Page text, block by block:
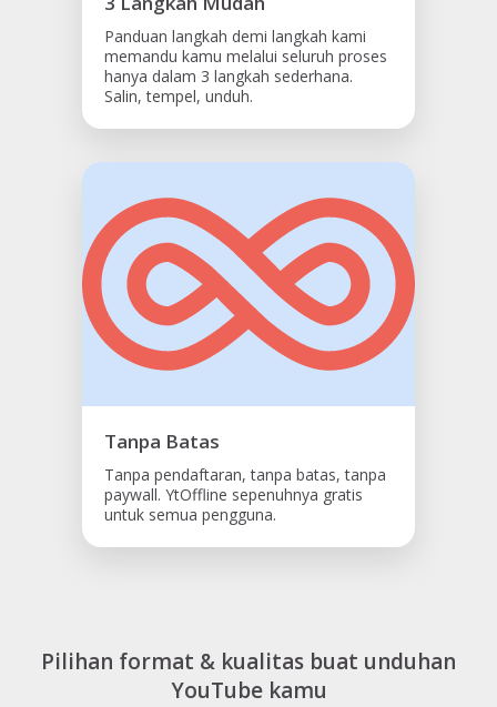
Panduan langkah demi langkah kami
memandu kamu melalui seluruh proses
hanya dalam 3 langkah sederhana.
Salin, tempel, unduh.
Tanpa Batas
Tanpa pendaftaran, tanpa batas, tanpa
paywall. YtOffline sepenuhnya gratis
untuk semua pengguna.
Pilihan format & kualitas buat unduhan
YouTube kamu